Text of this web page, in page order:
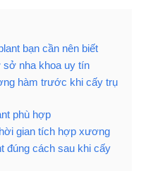
bạn cần nên biết
nha khoa uy tín
hàm trước khi cấy trụ
phù hợp
gian tích hợp xương
đúng cách sau khi cấy